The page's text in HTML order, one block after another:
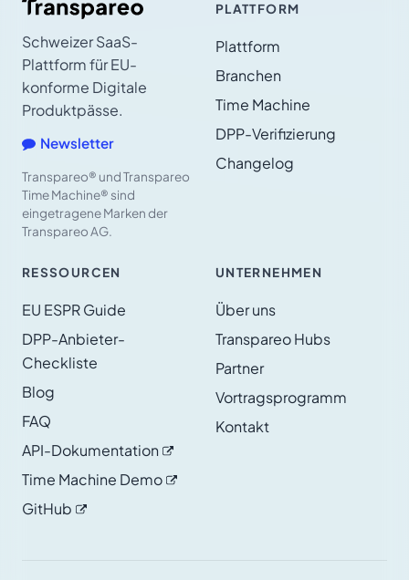
Schweizer SaaS-
Plattform für EU-
konforme Digitale
Produktpässe.
Newsletter
Transpareo® und Transpareo
Time Machine® sind
eingetragene Marken der
Transpareo AG.
PLATTFORM
Plattform
Branchen
Time Machine
DPP-Verifizierung
Changelog
RESSOURCEN
EU ESPR Guide
DPP-Anbieter-
Checkliste
Blog
FAQ
API-Dokumentation
Time Machine Demo
GitHub
UNTERNEHMEN
Über uns
Transpareo Hubs
Partner
Vortragsprogramm
Kontakt